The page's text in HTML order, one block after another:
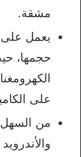
مشقة.
يعمل على
حجمها،
على
من السهل